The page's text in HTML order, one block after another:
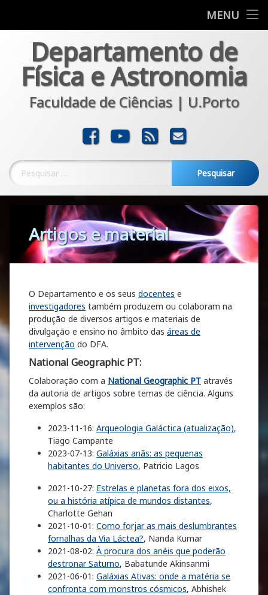
MENU
Formação
Investigação
Comunicação
Noticias
Departamento de
Física e Astronomia
Faculdade de Ciências | U.Porto
FacebookYouTube
RSS E-mail
Pesquisar por:
Artigos e material
O Departamento e os seus docentes e
investigadores também produzem ou colaboram na
produção de diversos artigos e materiais de
divulgação e ensino no âmbito das áreas de
intervenção do DFA.
National Geographic PT:
Colaboração com a National Geographic PT através
da autoria de artigos sobre temas de ciência. Alguns
exemplos são:
2023-11-16: Arqueologia Galáctica (atualização),
Tiago Campante
2023-07-13: Galáxias anãs: as pequenas
habitantes do Universo, Patricio Lagos
2021-10-27: Estrelas e planetas fora dos eixos,
ou a história atípica de mundos distantes,
Charlotte Gehan
2021-10-01: Como forjar as mais deslumbrantes
fornalhas da Via Láctea?, Nanda Kumar
2021-08-02: À procura dos anéis que poderão
destronar Saturno, Babatunde Akinsanmi
2021-06-01: Galáxias Ativas: onde a matéria se
confronta com monstros cósmicos, Abhishek